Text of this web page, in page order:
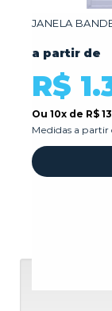
JANELA
a partir de
R$
Ou 10x de R$
Medidas a